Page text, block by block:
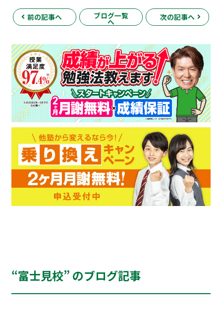
前の記事へ ブログ一覧
へ
次の記事へ
“富士見校” のブログ記事